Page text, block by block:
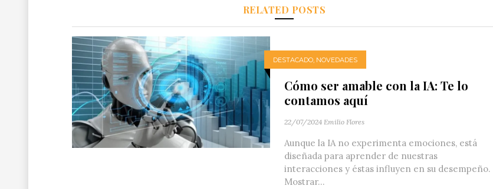
RELATED POSTS
DESTACADO, NOVEDADES
Cómo ser amable con la IA: Te lo
contamos aquí
22/07/2024 Emilio Flores
Aunque la IA no experimenta emociones, está
diseñada para aprender de nuestras
interacciones y éstas influyen en su desempeño.
Mostrar...